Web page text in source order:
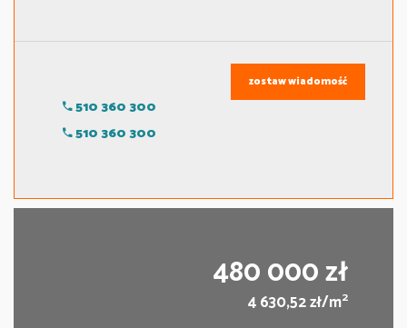
510 360 300
510 360 300
zostaw wiadomość
480 000 zł
4 630,52 zł/m2